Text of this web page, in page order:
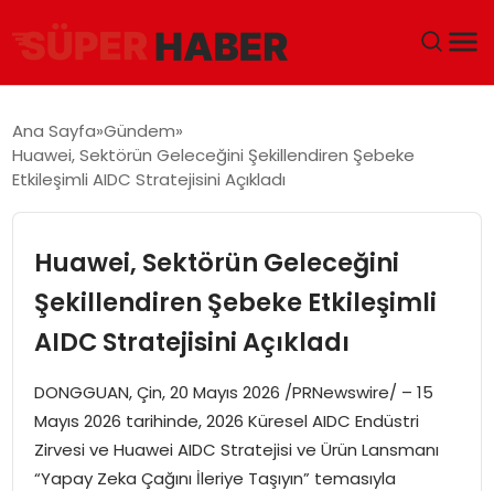
GÜNDEM
EKONOMI
MAGAZIN
SAĞLIK
Ana Sayfa Gündem
Huawei, Sektörün Geleceğini Şekillendiren Şebeke
Etkileşimli AIDC Stratejisini Açıkladı
Huawei, Sektörün Geleceğini
Şekillendiren Şebeke Etkileşimli
AIDC Stratejisini Açıkladı
DONGGUAN, Çin, 20 Mayıs 2026 /PRNewswire/ – 15
Mayıs 2026 tarihinde, 2026 Küresel AIDC Endüstri
Zirvesi ve Huawei AIDC Stratejisi ve Ürün Lansmanı
“Yapay Zeka Çağını İleriye Taşıyın” temasıyla